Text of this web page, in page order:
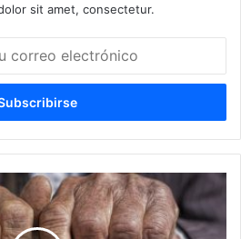
sit amet, consectetur.